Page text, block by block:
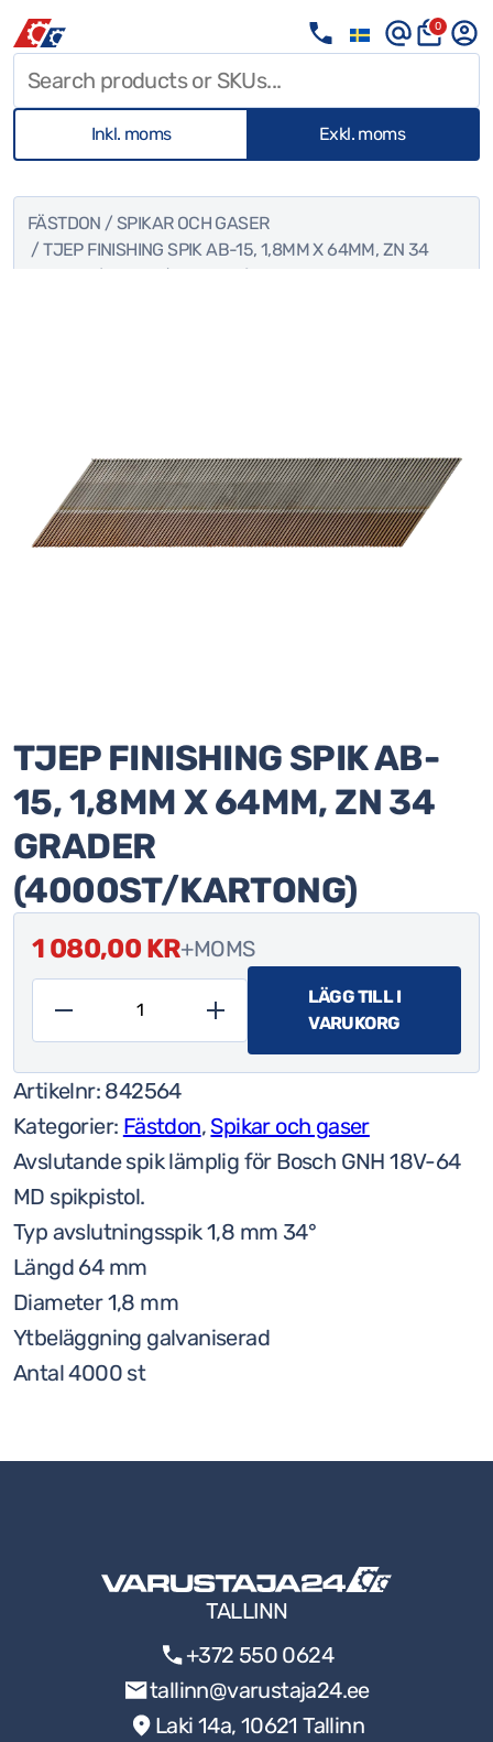
0
Inkl. moms Exkl. moms
FÄSTDON /SPIKAR OCH GASER
/ TJEP FINISHING SPIK AB-15, 1,8MM X 64MM, ZN 34
GRADER (4000ST/KARTONG)
TJEP FINISHING SPIK AB-
15, 1,8MM X 64MM, ZN 34
GRADER
(4000ST/KARTONG)
1 080,00 KR+MOMS
spik
AB-
15,
1,8mm
x
64mm,
Zn
34
grader
LÄGG TILL I
VARUKORG
Artikelnr: 842564
Kategorier: Fästdon, Spikar och gaser
Avslutande spik lämplig för Bosch GNH 18V-64
MD spikpistol.
Typ avslutningsspik 1,8 mm 34°
Längd 64 mm
Diameter 1,8 mm
Ytbeläggning galvaniserad
Antal 4000 st
TALLINN
+372 550 0624
tallinn@varustaja24.ee
Laki 14a, 10621 Tallinn